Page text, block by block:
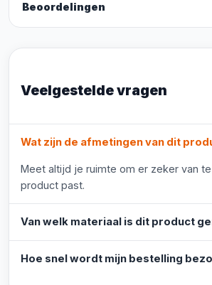
Beoordelingen
Veelgestelde vragen
Wat zijn de afmetingen van dit
Meet altijd je ruimte om er zeker van
product past.
Van welk materiaal is dit product
Hoe snel wordt mijn bestelling